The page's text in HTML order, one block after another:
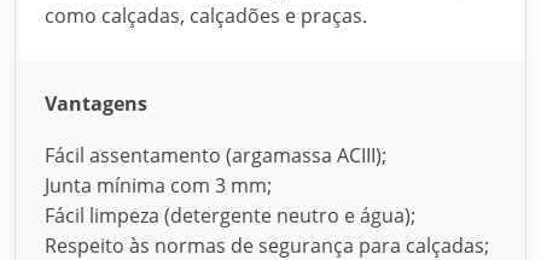
como calçadas, calçadões e praças.
Vantagens
Fácil assentamento (argamassa ACIII);
Junta mínima com 3 mm;
Fácil limpeza (detergente neutro e água);
Respeito às normas de segurança para calçadas;